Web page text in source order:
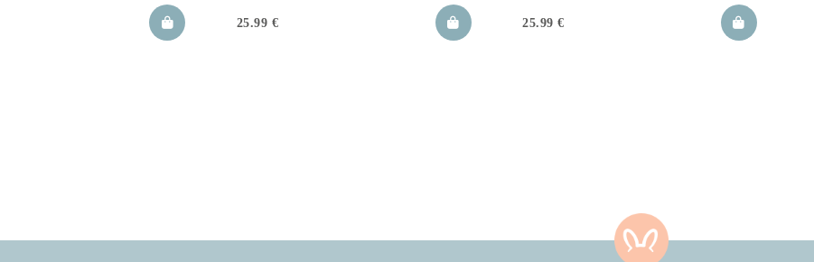
25.99 € 25.99€